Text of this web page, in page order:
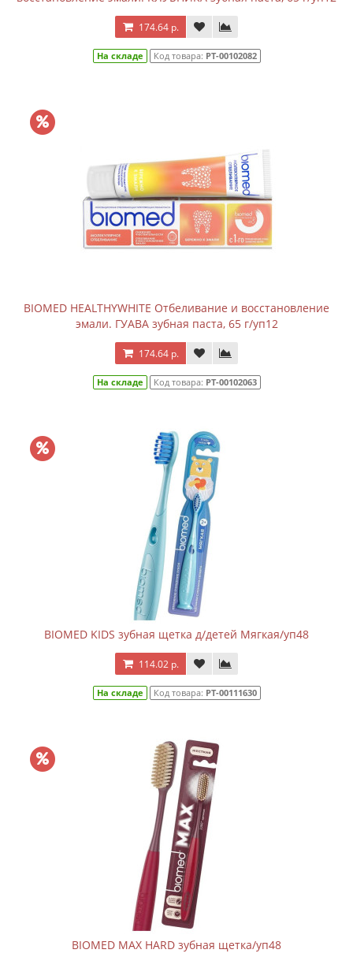
174.64 р.
На складе Код товара: РТ-00102082
BIOMED HEALTHYWHITE Отбеливание и восстановление
эмали. ГУАВА зубная паста, 65 г/уп12
174.64 р.
На складе Код товара: РТ-00102063
BIOMED KIDS зубная щетка д/детей Мягкая/уп48
114.02 р.
На складе Код товара: РТ-00111630
BIOMED MAX HARD зубная щетка/уп48